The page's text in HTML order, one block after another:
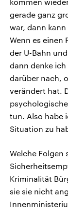
gerade ganz
war, dann
Wenn es einen
der U-Bahn
dann denke
darüber nach,
verändert hat.
tun. Also habe
Situation zu
Welche Folgen
Kriminalität
sie sie nicht